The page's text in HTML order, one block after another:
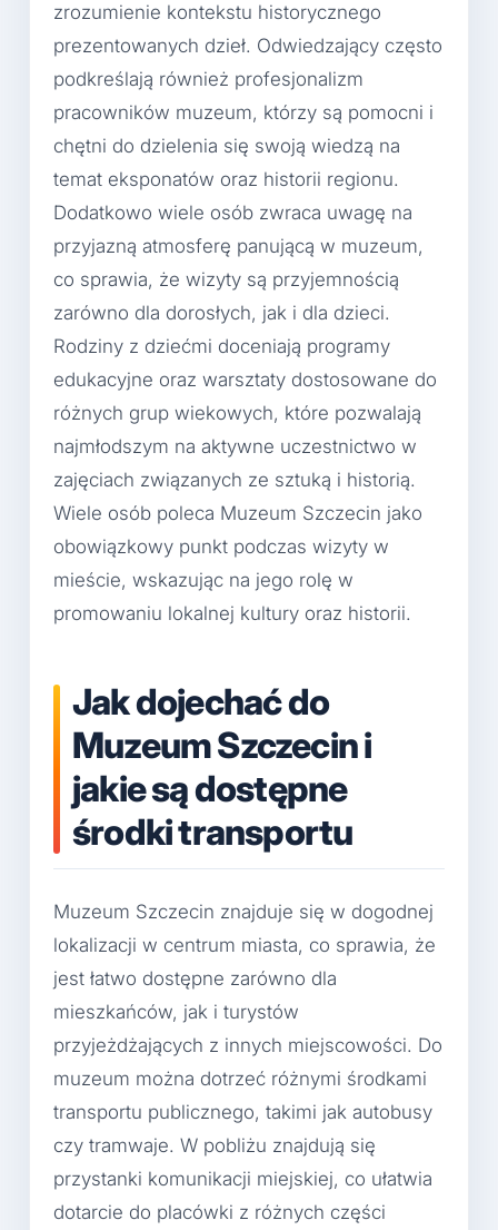
zrozumienie kontekstu historycznego
prezentowanych dzieł. Odwiedzający często
podkreślają również profesjonalizm
pracowników muzeum, którzy są pomocni i
chętni do dzielenia się swoją wiedzą na
temat eksponatów oraz historii regionu.
Dodatkowo wiele osób zwraca uwagę na
przyjazną atmosferę panującą w muzeum,
co sprawia, że wizyty są przyjemnością
zarówno dla dorosłych, jak i dla dzieci.
Rodziny z dziećmi doceniają programy
edukacyjne oraz warsztaty dostosowane do
różnych grup wiekowych, które pozwalają
najmłodszym na aktywne uczestnictwo w
zajęciach związanych ze sztuką i historią.
Wiele osób poleca Muzeum Szczecin jako
obowiązkowy punkt podczas wizyty w
mieście, wskazując na jego rolę w
promowaniu lokalnej kultury oraz historii.
Jak dojechać do
Muzeum Szczecin i
jakie są dostępne
środki transportu
Muzeum Szczecin znajduje się w dogodnej
lokalizacji w centrum miasta, co sprawia, że
jest łatwo dostępne zarówno dla
mieszkańców, jak i turystów
przyjeżdżających z innych miejscowości. Do
muzeum można dotrzeć różnymi środkami
transportu publicznego, takimi jak autobusy
czy tramwaje. W pobliżu znajdują się
przystanki komunikacji miejskiej, co ułatwia
dotarcie do placówki z różnych części